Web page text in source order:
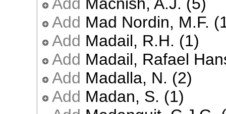
Add Mad Nordin, M.F.
Add Madail, R.H. (1)
Add Madail, Rafael
Add Madalla, N. (2)
Add Madan, S. (1)